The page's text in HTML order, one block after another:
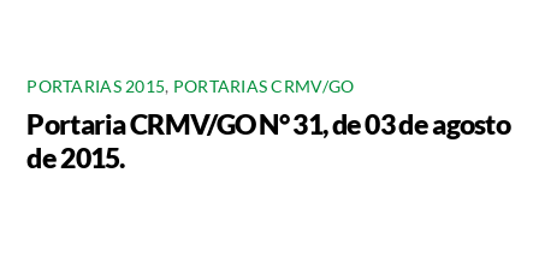
PORTARIAS 2015, PORTARIAS CRMV/GO
Portaria CRMV/GO N° 31, de 03 de agosto
de 2015.